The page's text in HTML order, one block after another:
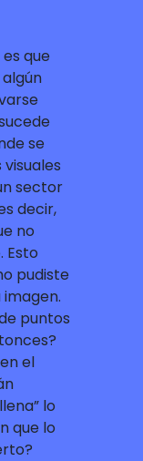
que
se
sector
decir,
no
Esto
pudiste
puntos
el
lo
que lo